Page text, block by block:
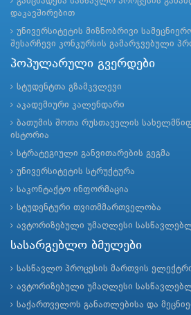
დაკავშირებით
უნივერსიტეტის მიზნობრივი
შესარჩევი კონკურსის გამარჯვებული
პოპულარული გვერდები
სტუდენტთა გზამკვლევი
აკადემიური კალენდარი
ბათუმის შოთა რუსთაველის
ისტორია
სტრატეგიული განვითარების გეგმა
უნივერსიტეტის სტრუქტურა
საკონტაქტო ინფორმაცია
სტუდენტური თვითმმართველობა
ავტორიზებული უმაღლესი
სასარგებლო ბმულები
სასწავლო პროცესის მართვის
ავტორიზებული უმაღლესი
საქართველოს განათლებისა და